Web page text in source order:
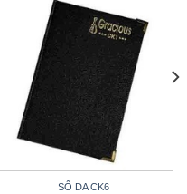
SỔ DA CK6